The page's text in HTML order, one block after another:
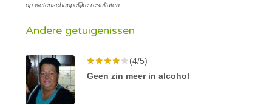
op wetenschappelijke resultaten.
Andere getuigenissen
(4/5)
Geen zin meer in alcohol